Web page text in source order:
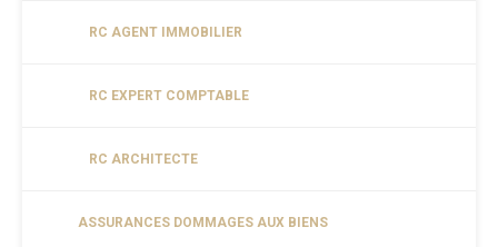
RC AGENT IMMOBILIER
RC EXPERT COMPTABLE
RC ARCHITECTE
ASSURANCES DOMMAGES AUX BIENS